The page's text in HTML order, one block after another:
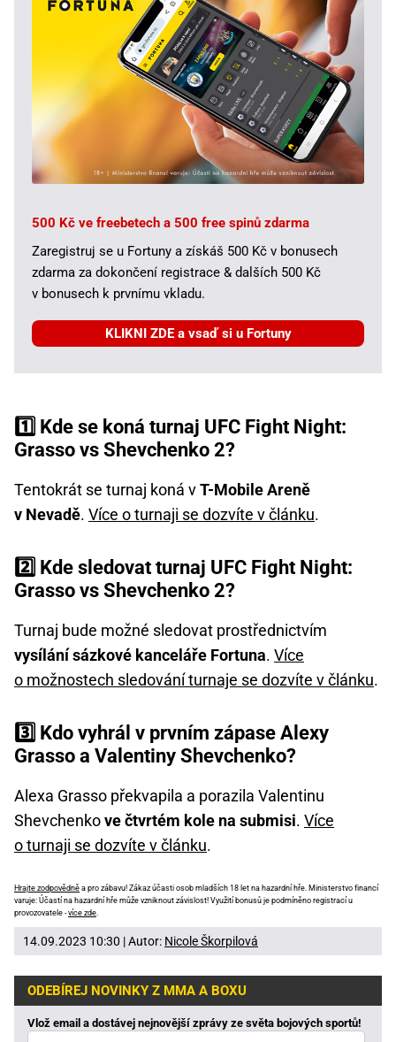
500 Kč ve freebetech a 500 free spinů zdarma
Zaregistruj se u Fortuny a získáš 500 Kč v bonusech
zdarma za dokončení registrace & dalších 500 Kč
v bonusech k prvnímu vkladu.
KLIKNI ZDE a vsaď si u Fortuny
1️⃣ Kde se koná turnaj UFC Fight Night:
Grasso vs Shevchenko 2?
Tentokrát se turnaj koná vT-Mobile Areně
v Nevadě. Více o turnaji se dozvíte v článku.
2️⃣ Kde sledovat turnaj UFC Fight Night:
Grasso vs Shevchenko 2?
Turnaj bude možné sledovat prostřednictvím
vysílání sázkové kanceláře Fortuna. Více
o možnostech sledování turnaje se dozvíte v článku.
3️⃣ Kdo vyhrál v prvním zápase Alexy
Grasso a Valentiny Shevchenko?
Alexa Grasso překvapila a porazila Valentinu
Shevchenkove čtvrtém kole na submisi. Více
o turnaji se dozvíte v článku.
Hrajte zodpovědně a pro zábavu! Zákaz účasti osob mladších 18 let na hazardní hře. Ministerstvo financí
varuje: Účastí na hazardní hře může vzniknout závislost! Využití bonusů je podmíněno registrací u
provozovatele -více zde.
14.09.2023 10:30 | Autor: Nicole Škorpilová
ODEBÍREJ NOVINKY Z MMA A BOXU
Vlož email a dostávej nejnovější zprávy ze světa bojových sportů!